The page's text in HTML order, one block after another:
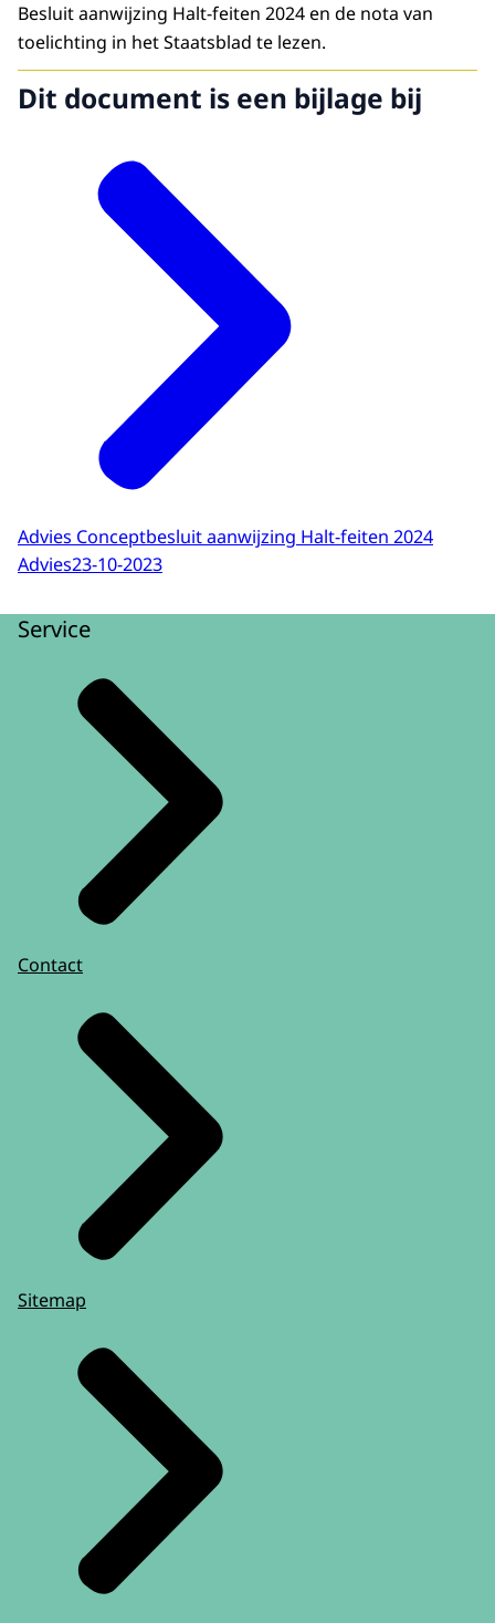
Besluit aanwijzing Halt-feiten 2024 en de nota van
toelichting in het Staatsblad te lezen.
Dit document is een bijlage bij
Advies Conceptbesluit aanwijzing Halt-feiten 2024
Advies23-10-2023
Service
Contact
Sitemap